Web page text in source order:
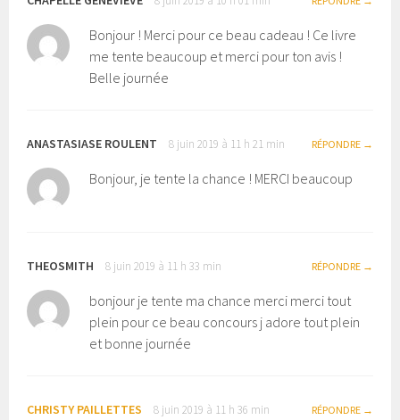
Bonjour ! Merci pour ce beau cadeau ! Ce livre
me tente beaucoup et merci pour ton avis !
Belle journée
ANASTASIASE ROULENT 8 juin 2019 à 11 h 21 min RÉPONDRE
Bonjour, je tente la chance ! MERCI beaucoup
THEOSMITH 8 juin 2019 à 11 h 33 min RÉPONDRE
bonjour je tente ma chance merci merci tout
plein pour ce beau concours j adore tout plein
et bonne journée
CHRISTY PAILLETTES 8 juin 2019 à 11 h 36 min RÉPONDRE